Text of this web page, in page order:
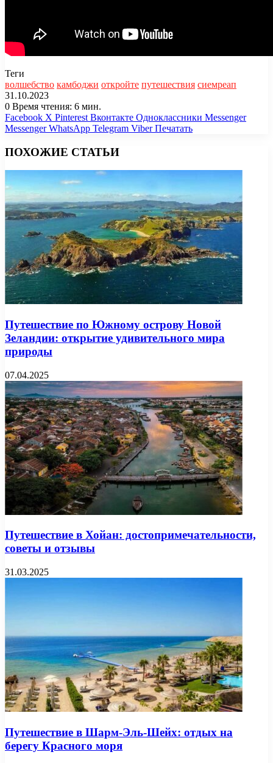
Теги
волшебство камбоджи откройте путешествия сиемреап
31.10.2023
0 Время чтения: 6 мин.
Facebook X Pinterest Вконтакте Одноклассники Messenger
Messenger WhatsApp Telegram Viber Печатать
ПОХОЖИЕ СТАТЬИ
Путешествие по Южному острову Новой
Зеландии: открытие удивительного мира
природы
07.04.2025
Путешествие в Хойан: достопримечательности,
советы и отзывы
31.03.2025
Путешествие в Шарм-Эль-Шейх: отдых на
берегу Красного моря